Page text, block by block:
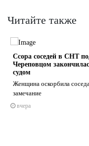
Читайте также
Ссора соседей в СНТ
Череповцом
судом
Женщина оскорбила
замечание
вчера